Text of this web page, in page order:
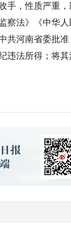
手，性质严重
察法》《中华
共河南省委批
违法所得；将